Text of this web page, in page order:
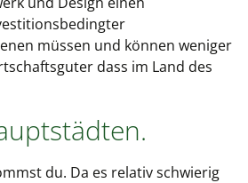
müssen und können weniger
dass im Land des
du. Da es relativ schwierig